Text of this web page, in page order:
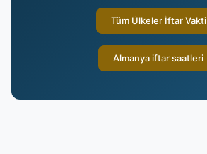
Tüm Ülkeler İftar Vakti
Almanya iftar saatleri